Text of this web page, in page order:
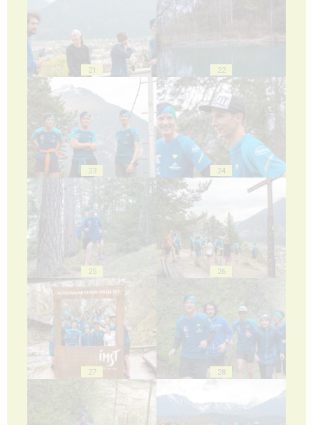
21 22
23 24
25 26
27 28